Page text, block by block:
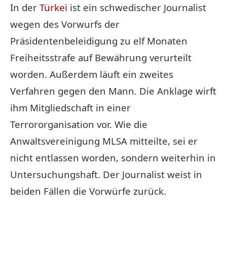
In der Türkei ist ein schwedischer Journalist
wegen des Vorwurfs der
Präsidentenbeleidigung zu elf Monaten
Freiheitsstrafe auf Bewährung verurteilt
worden. Außerdem läuft ein zweites
Verfahren gegen den Mann. Die Anklage wirft
ihm Mitgliedschaft in einer
Terrororganisation vor. Wie die
Anwaltsvereinigung MLSA mitteilte, sei er
nicht entlassen worden, sondern weiterhin in
Untersuchungshaft. Der Journalist weist in
beiden Fällen die Vorwürfe zurück.